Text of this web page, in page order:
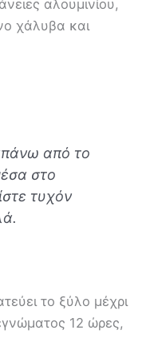
αλουμινίου,
χάλυβα και
από το
στο
τυχόν
το ξύλο μέχρι
12 ώρες,